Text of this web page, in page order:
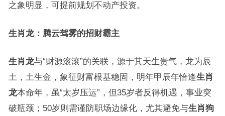
之象明显，可提前规划不动产投资。
生肖龙：腾云驾雾的招财霸主
生肖龙与“财源滚滚”的关联，源于其天生贵气，龙为辰
土，土生金，象征财富根基稳固，明年甲辰年恰逢生肖
龙本命年，虽“太岁压运”，但35岁者反得机遇，事业突
破瓶颈；50岁则需谨防职场边缘化，尤其避免与生肖狗